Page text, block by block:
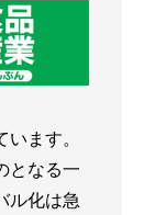
ます。
となる一
ル化は急